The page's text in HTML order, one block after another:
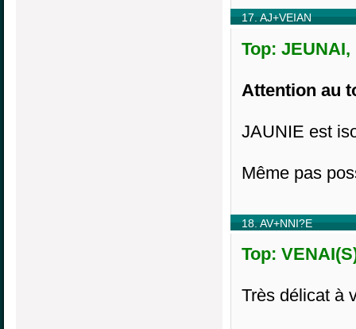
17. AJ+VEIAN
Top:
Attention au
JAUNIE est
Même pas
18. AV+NNI?E
Top:
Très délicat à